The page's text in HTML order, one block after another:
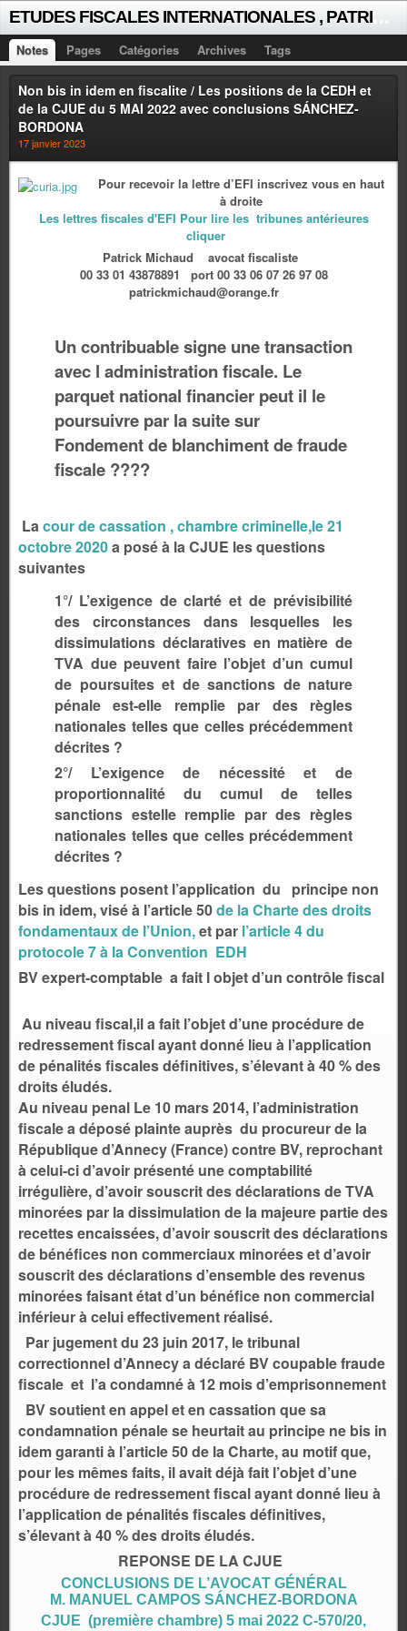
Notes Pages Catégories Archives Tags
Non bis in idem en fiscalite / Les positions de la CEDH et
de la CJUE du 5 MAI 2022 avec conclusions SÁNCHEZ-
BORDONA
17 janvier 2023
Pour recevoir la lettre d’EFI inscrivez vous en haut
à droite
Les lettres fiscales d'EFI Pour lire les tribunes antérieures
cliquer
Patrick Michaud avocat fiscaliste
00 33 01 43878891 port 00 33 06 07 26 97 08
patrickmichaud@orange.fr
Un contribuable signe une transaction
avec l administration fiscale. Le
parquet national financier peut il le
poursuivre par la suite sur
Fondement de blanchiment de fraude
fiscale ????
Lacour de cassation , chambre criminelle,le 21
octobre 2020a posé à la CJUE les questions
suivantes
1°/ L’exigence de clarté et de prévisibilité
des circonstances dans lesquelles les
dissimulations déclaratives en matière de
TVA due peuvent faire l’objet d’un cumul
de poursuites et de sanctions de nature
pénale est-elle remplie par des règles
nationales telles que celles précédemment
décrites ?
2°/ L’exigence de nécessité et de
proportionnalité du cumul de telles
sanctions estelle remplie par des règles
nationales telles que celles précédemment
décrites ?
Les questions posent l’application du principe non
bis in idem, visé à l’article 50de la Charte des droits
fondamentaux de l’Union,et par l’article 4 du
protocole 7 à la Convention EDH
BV expert-comptable a fait l objet d’un contrôle fiscal
Au niveau fiscal,il a fait l’objet d’une procédure de
redressement fiscal ayant donné lieu à l’application
de pénalités fiscales définitives, s’élevant à 40 % des
droits éludés.
Au niveau penal Le 10 mars 2014, l’administration
fiscale a déposé plainte auprès du procureur de la
République d’Annecy (France) contre BV, reprochant
à celui-ci d’avoir présenté une comptabilité
irrégulière, d’avoir souscrit des déclarations de TVA
minorées par la dissimulation de la majeure partie des
recettes encaissées, d’avoir souscrit des déclarations
de bénéfices non commerciaux minorées et d’avoir
souscrit des déclarations d’ensemble des revenus
minorées faisant état d’un bénéfice non commercial
inférieur à celui effectivement réalisé.
Par jugement du 23 juin 2017, le tribunal
correctionnel d’Annecy a déclaré BV coupable fraude
fiscale et l’a condamné à 12 mois d’emprisonnement
BV soutient en appel et en cassation que sa
condamnation pénale se heurtait au principe ne bis in
idem garanti à l’article 50 de la Charte, au motif que,
pour les mêmes faits, il avait déjà fait l’objet d’une
procédure de redressement fiscal ayant donné lieu à
l’application de pénalités fiscales définitives,
s’élevant à 40 % des droits éludés.
REPONSE DE LA CJUE
CONCLUSIONS DE L’AVOCAT GÉNÉRAL
M. MANUEL CAMPOS SÁNCHEZ-BORDONA
CJUE (première chambre) 5 mai 2022 C‑570/20,